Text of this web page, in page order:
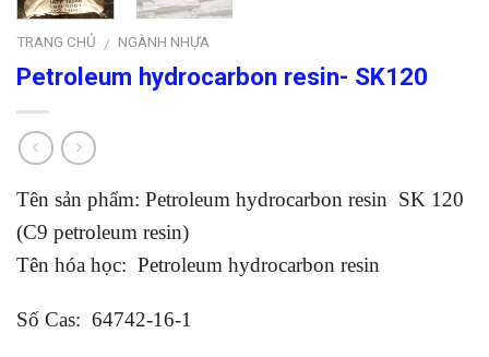
TRANG CHỦ / NGÀNH NHỰA
Petroleum hydrocarbon resin- SK120
Tên sản phẩm: Petroleum hydrocarbon resin SK 120
(C9 petroleum resin)
Tên hóa học: Petroleum hydrocarbon resin
Số Cas: 64742-16-1